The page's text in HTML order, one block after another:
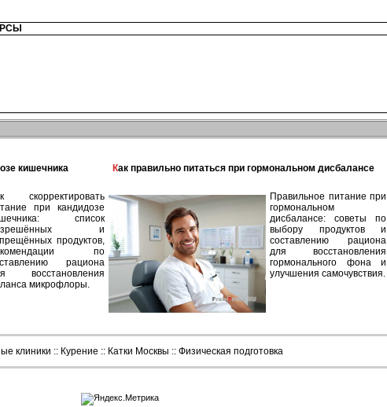
кишечника
скорректировать
при кандидозе
список
и
продуктов,
по
рациона
восстановления
микрофлоры.
Как правильно питаться при гормональном дисбалансе
Правильное питание при
гормональном
дисбалансе: советы по
выбору продуктов и
составлению рациона
для восстановления
гормонального фона и
улучшения самочувствия.
клиники :: Курение :: Катки Москвы :: Физическая подготовка